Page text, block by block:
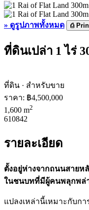
» ดูรูปภาพทั้งหมด ⎙
ที่ดินเปล่า 1 ไร่
ที่ดิน · สำหรับขาย
ราคา: ฿4,500,000
1,600 m2
610842
รายละเอียด
ตั้งอยู่ห่างจากถนนสายห
ในชนบทที่มีผู้คนพลุกพล่า
แปลงเหล่านี้เหมาะกับก